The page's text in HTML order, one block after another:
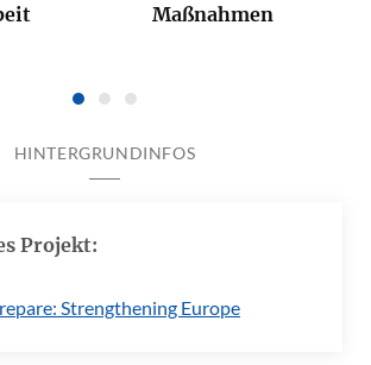
Maßnahmen
HINTERGRUNDINFOS
Projekt:
Strengthening Europe